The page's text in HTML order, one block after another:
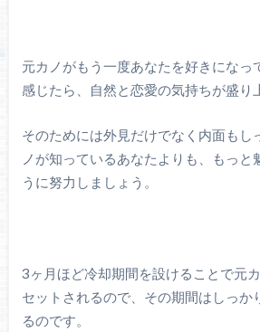
元カノがもう一度あなたを好きになっ
感じたら、自然と恋愛の気持ちが盛り
そのためには外見だけでなく内面もし
ノが知っているあなたよりも、もっと
うに努力しましょう。
3ヶ月ほど冷却期間を設けることで元
セットされるので、その期間はしっか
るのです。